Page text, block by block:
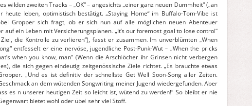
wilden zweiten Tracks – „OK“ – angesichts „einer ganz neuen Dummheit“ („an
heute leben, optimistisch bestätigt. „Staying Home“ im Buffalo-Tom-Vibe ist
Gropper sich fragt, ob er sich nun auf alle möglichen neuen Abenteuer
auf ein Leben mit Versicherungsplänen. „It’s our foremost goal to lose control“
die Kontrolle zu verlieren“), fasst er zusammen. Im unverblümten „When
entfesselt er eine nervöse, jugendliche Post-Punk-Wut – „When the pricks
when you know, man“ (Wenn die Arschlöcher ihr Grinsen nicht verbergen
die sich gegen eindeutig zeitgenössische Ziele richtet. „Es brauchte etwas
„Und es ist definitiv der schnellste Get Well Soon-Song aller Zeiten.
an dem wütenden Songwriting meiner Jugend wiedergefunden. Aber
es n unserer heutigen Zeit so leicht ist, wütend zu werden!“ So bleibt er nie
bietet wohl oder übel sehr viel Stoff.